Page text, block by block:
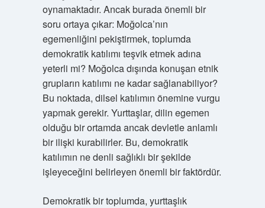
oynamaktadır. Ancak burada önemli bir
soru ortaya çıkar: Moğolca’nın
egemenliğini pekiştirmek, toplumda
demokratik katılımı teşvik etmek adına
yeterli mi? Moğolca dışında konuşan etnik
grupların katılımı ne kadar sağlanabiliyor?
Bu noktada, dilsel katılımın önemine vurgu
yapmak gerekir. Yurttaşlar, dilin egemen
olduğu bir ortamda ancak devletle anlamlı
bir ilişki kurabilirler. Bu, demokratik
katılımın ne denli sağlıklı bir şekilde
işleyeceğini belirleyen önemli bir faktördür.
Demokratik bir toplumda, yurttaşlık